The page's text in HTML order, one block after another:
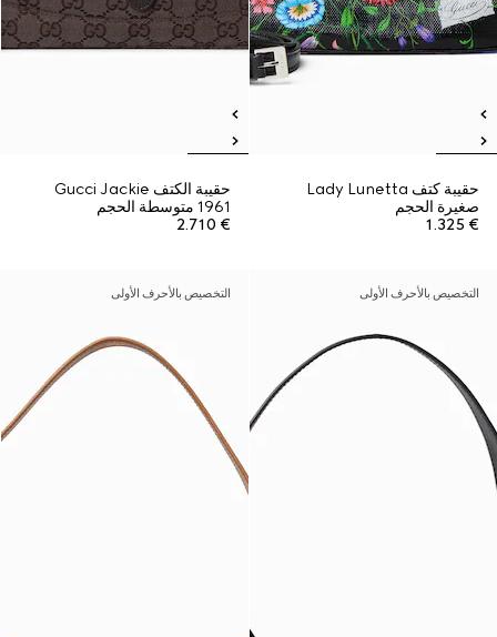
حقيبة كتف Lady Lunetta
صغيرة الحجم
€ 1.325
حقيبة الكتف Gucci Jackie
1961 متوسطة الحجم
€ 2.710
التخصيص بالأحرف الأولى التخصيص بالأحرف الأولى